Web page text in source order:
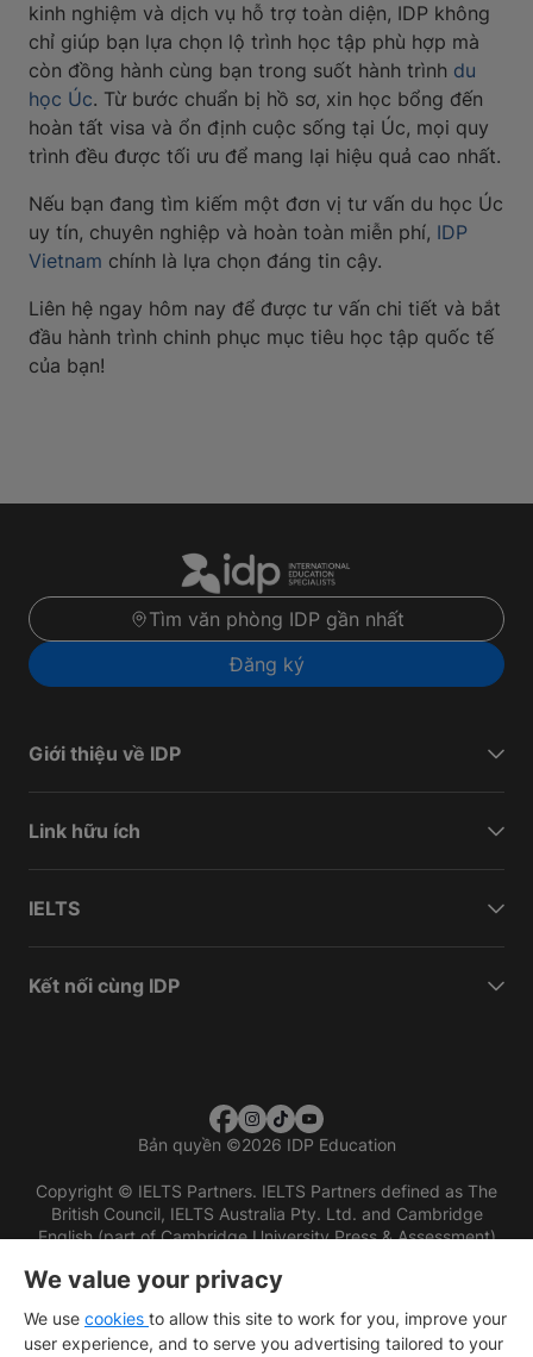
kinh nghiệm và dịch vụ hỗ trợ toàn diện, IDP không
chỉ giúp bạn lựa chọn lộ trình học tập phù hợp mà
còn đồng hành cùng bạn trong suốt hành trình du
học Úc. Từ bước chuẩn bị hồ sơ, xin học bổng đến
hoàn tất visa và ổn định cuộc sống tại Úc, mọi quy
trình đều được tối ưu để mang lại hiệu quả cao nhất.
Nếu bạn đang tìm kiếm một đơn vị tư vấn du học Úc
uy tín, chuyên nghiệp và hoàn toàn miễn phí, IDP
Vietnam chính là lựa chọn đáng tin cậy.
Liên hệ ngay hôm nay để được tư vấn chi tiết và bắt
đầu hành trình chinh phục mục tiêu học tập quốc tế
của bạn!
Tìm văn phòng IDP gần nhất
Đăng ký
Giới thiệu về IDP
Link hữu ích
IELTS
Kết nối cùng IDP
Bản quyền ©2026 IDP Education
Copyright © IELTS Partners. IELTS Partners defined as The
British Council, IELTS Australia Pty. Ltd. and Cambridge
English (part of Cambridge University Press & Assessment)
Các nhà đầu tư
Điều khoản sử dụng
We value your privacy
We use cookies to allow this site to work for you, improve your
user experience, and to serve you advertising tailored to your